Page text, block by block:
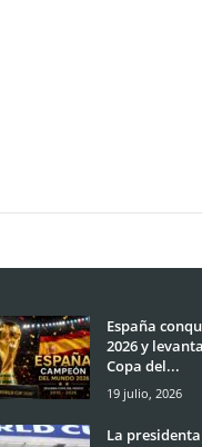
España
2026 y
Copa del...
19 julio, 2026
La